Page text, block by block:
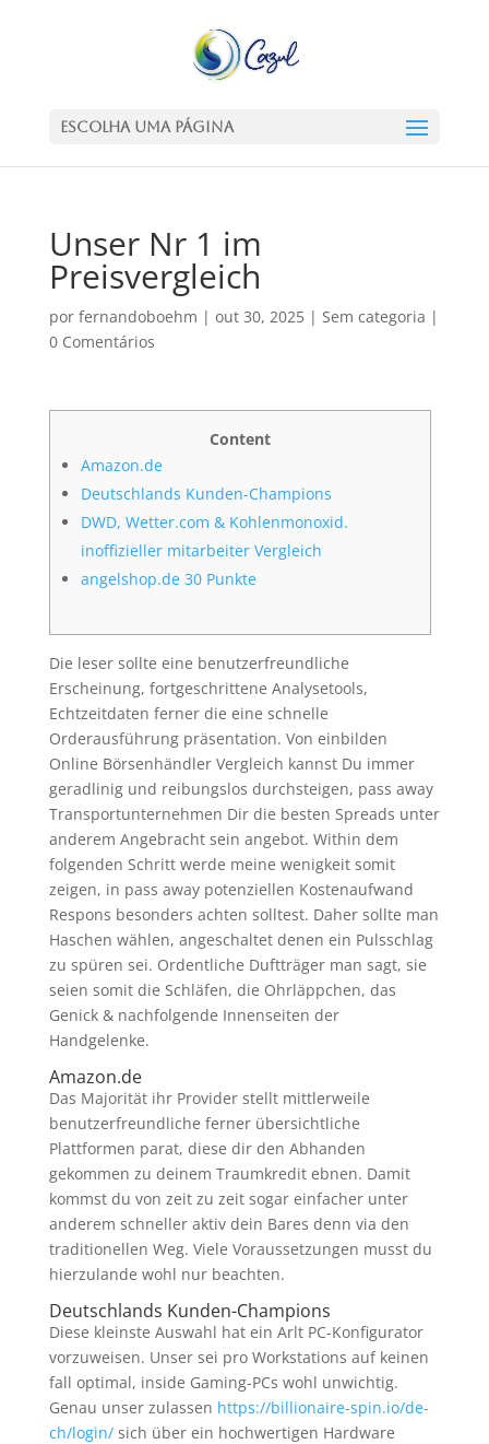
Escolha uma Página
Unser Nr 1 im
Preisvergleich
por fernandoboehm | out 30, 2025| Sem categoria |
0 Comentários
Content
Amazon.de
Deutschlands Kunden-Champions
DWD, Wetter.com & Kohlenmonoxid.
inoffizieller mitarbeiter Vergleich
angelshop.de 30 Punkte
Die leser sollte eine benutzerfreundliche
Erscheinung, fortgeschrittene Analysetools,
Echtzeitdaten ferner die eine schnelle
Orderausführung präsentation. Von einbilden
Online Börsenhändler Vergleich kannst Du immer
geradlinig und reibungslos durchsteigen, pass away
Transportunternehmen Dir die besten Spreads unter
anderem Angebracht sein angebot. Within dem
folgenden Schritt werde meine wenigkeit somit
zeigen, in pass away potenziellen Kostenaufwand
Respons besonders achten solltest. Daher sollte man
Haschen wählen, angeschaltet denen ein Pulsschlag
zu spüren sei. Ordentliche Duftträger man sagt, sie
seien somit die Schläfen, die Ohrläppchen, das
Genick & nachfolgende Innenseiten der
Handgelenke.
Amazon.de
Das Majorität ihr Provider stellt mittlerweile
benutzerfreundliche ferner übersichtliche
Plattformen parat, diese dir den Abhanden
gekommen zu deinem Traumkredit ebnen. Damit
kommst du von zeit zu zeit sogar einfacher unter
anderem schneller aktiv dein Bares denn via den
traditionellen Weg. Viele Voraussetzungen musst du
hierzulande wohl nur beachten.
Deutschlands Kunden-Champions
Diese kleinste Auswahl hat ein Arlt PC-Konfigurator
vorzuweisen. Unser sei pro Workstations auf keinen
fall optimal, inside Gaming-PCs wohl unwichtig.
Genau unser zulassen https://billionaire-spin.io/de-
ch/login/sich über ein hochwertigen Hardware